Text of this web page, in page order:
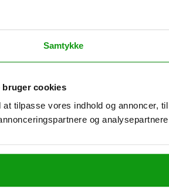
Samtykke
bruger cookies
tilpasse vores indhold og annoncer,
og